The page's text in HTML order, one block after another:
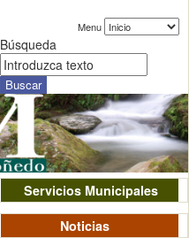
Menu
Búsqueda
Servicios Municipales
Noticias